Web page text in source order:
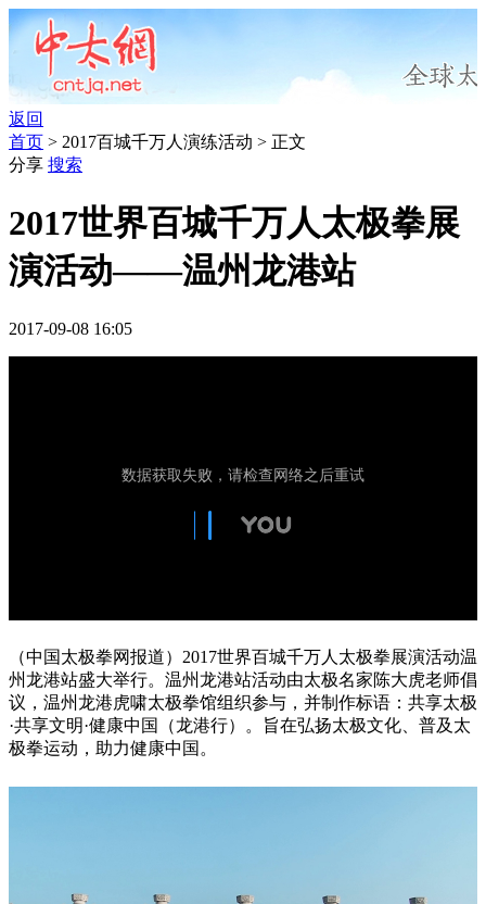
返回
首页 > 2017百城千万人演练活动 > 正文
分享 搜索
2017世界百城千万人太极拳展
演活动——温州龙港站
2017-09-08 16:05
（中国太极拳网报道）2017世界百城千万人太极拳展演活动温
州龙港站盛大举行。温州龙港站活动由太极名家陈大虎老师倡
议，温州龙港虎啸太极拳馆组织参与，并制作标语：共享太极
·共享文明·健康中国（龙港行）。旨在弘扬太极文化、普及太
极拳运动，助力健康中国。